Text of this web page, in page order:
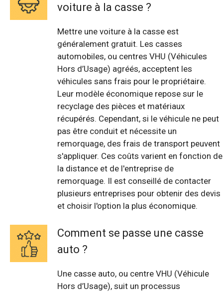
voiture à la casse ?
Mettre une voiture à la casse est
généralement gratuit. Les casses
automobiles, ou centres VHU (Véhicules
Hors d’Usage) agréés, acceptent les
véhicules sans frais pour le propriétaire.
Leur modèle économique repose sur le
recyclage des pièces et matériaux
récupérés. Cependant, si le véhicule ne peut
pas être conduit et nécessite un
remorquage, des frais de transport peuvent
s'appliquer. Ces coûts varient en fonction de
la distance et de l'entreprise de
remorquage. Il est conseillé de contacter
plusieurs entreprises pour obtenir des devis
et choisir l'option la plus économique.
Comment se passe une casse
auto ?
Une casse auto, ou centre VHU (Véhicule
Hors d’Usage), suit un processus